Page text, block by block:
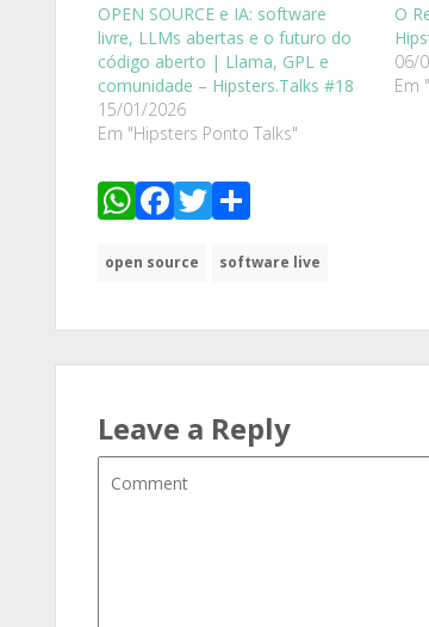
OPEN SOURCE e IA: software
livre, LLMs abertas e o futuro do
código aberto | Llama, GPL e
comunidade – Hipsters.Talks #18
15/01/2026
Em "Hipsters Ponto Talks"
O
06/
Em
WhatsApp
Facebook
Twitter
open source software live
Leave a Reply